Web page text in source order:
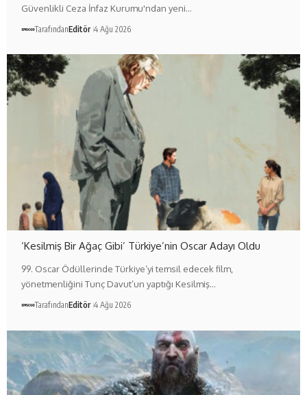
Güvenlikli Ceza İnfaz Kurumu'ndan yeni…
TarafındanEditör 4 Ağu 2026
‘Kesilmiş Bir Ağaç Gibi’ Türkiye’nin Oscar Adayı Oldu
99. Oscar Ödüllerinde Türkiye’yi temsil edecek film,
yönetmenliğini Tunç Davut’un yaptığı Kesilmiş…
TarafındanEditör 4 Ağu 2026